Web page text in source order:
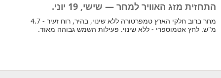
התחזית מזג האוויר למחר — שישי, 19 יוני.
מחר ברוב חלקי הארץ טמפרטורה ללא שינוי, בהיר, רוח זעיר - 4.7
מ"ש. לחץ אטמוספרי - ללא שינוי. פעילות השמש גבוהה מאוד.